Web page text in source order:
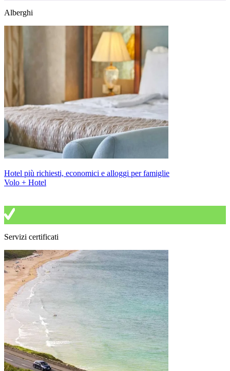
Alberghi
Hotel più richiesti, economici e alloggi per famiglie
Volo + Hotel
Servizi certificati